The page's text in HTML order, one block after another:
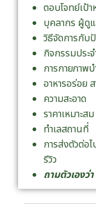
ตอบโจทย์เป้
บุคลากร ผู้ดู
วิธีจัดการกับ
กิจกรรมประจ
การกายภาพ
อาหารอร่อย
ความสะอาด
ราคาเหมาะส
ทำเลสถานที่
การส่งตัวต่อ
รีวิว
ถามตัวเองว่า